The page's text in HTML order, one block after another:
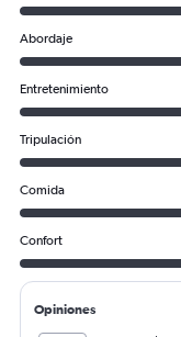
Abordaje
Entretenimiento
Tripulación
Comida
Confort
Opiniones